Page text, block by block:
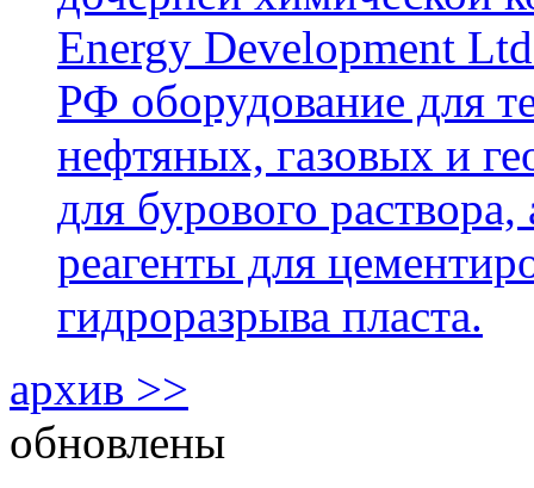
Energy Development
РФ оборудование для
нефтяных, газовых и
для бурового
реагенты для
гидроразрыва пласта.
архив >>
обновлены